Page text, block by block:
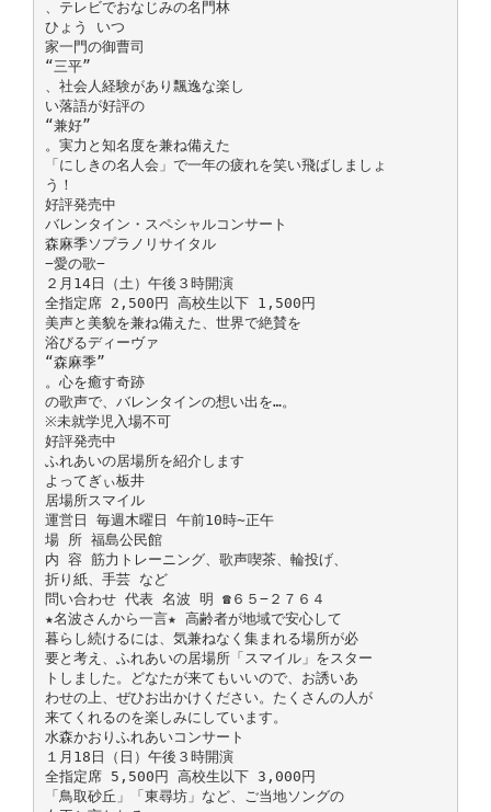
、テレビでおなじみの名門林
ひょう いつ
家一門の御曹司
“三平”
、社会人経験があり飄逸な楽し
い落語が好評の
“兼好”
。実力と知名度を兼ね備えた
「にしきの名人会」で一年の疲れを笑い飛ばしましょ
う！
好評発売中
バレンタイン・スペシャルコンサート
森麻季ソプラノリサイタル
−愛の歌−
２月14日（土）午後３時開演
全指定席 2,500円 高校生以下 1,500円
美声と美貌を兼ね備えた、世界で絶賛を
浴びるディーヴァ
“森麻季”
。心を癒す奇跡
の歌声で、バレンタインの想い出を…。
※未就学児入場不可
好評発売中
ふれあいの居場所を紹介します
よってぎぃ板井
居場所スマイル
運営日 毎週木曜日 午前10時∼正午
場 所 福島公民館
内 容 筋力トレーニング、歌声喫茶、輪投げ、
折り紙、手芸 など
問い合わせ 代表 名波 明 ☎６５−２７６４
★名波さんから一言★ 高齢者が地域で安心して
暮らし続けるには、気兼ねなく集まれる場所が必
要と考え、ふれあいの居場所「スマイル」をスター
トしました。どなたが来てもいいので、お誘いあ
わせの上、ぜひお出かけください。たくさんの人が
来てくれるのを楽しみにしています。
水森かおりふれあいコンサート
１月18日（日）午後３時開演
全指定席 5,500円 高校生以下 3,000円
「鳥取砂丘」「東尋坊」など、ご当地ソングの